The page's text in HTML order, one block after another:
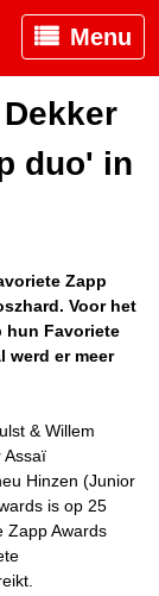
Menu
duo' in
Zapp
Voor het
hun Favoriete
werd er meer
& Willem
Assaï
Hinzen (Junior
is op 25
Zapp Awards